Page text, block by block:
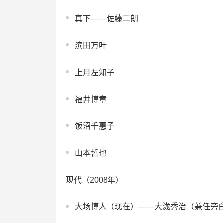
真下——佐藤二朗
滨田万叶
上月左知子
福井博章
饭沼千惠子
山本哲也
现代（2008年）
大场博人（现在）——大泷秀治（兼任旁